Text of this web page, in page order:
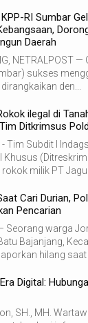
RI Sumbar
Daerah
NETRALPOST
sukses
den...
ilegal di
Ditkrimsus
Tim Subdit I
Khusus
milik PT
Cari Durian,
Pencarian
Seorang warga
Bajanjang,
hilang saat
Digital:
SH., MH.